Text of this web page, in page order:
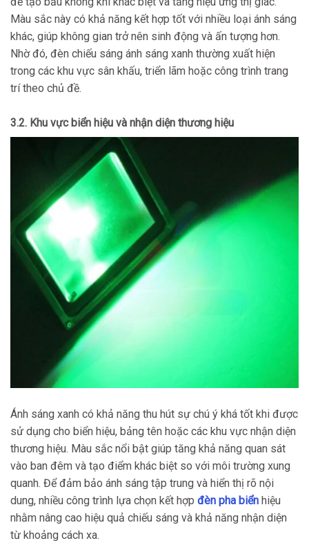
Màu sắc này có khả năng kết hợp tốt với nhiều loại ánh sáng
khác, giúp không gian trở nên sinh động và ấn tượng hơn.
Nhờ đó, đèn chiếu sáng ánh sáng xanh thường xuất hiện
trong các khu vực sân khấu, triển lãm hoặc công trình trang
trí theo chủ đề.
3.2. Khu vực biển hiệu và nhận diện thương hiệu
Ánh sáng xanh có khả năng thu hút sự chú ý khá tốt khi được
sử dụng cho biển hiệu, bảng tên hoặc các khu vực nhận diện
thương hiệu. Màu sắc nổi bật giúp tăng khả năng quan sát
vào ban đêm và tạo điểm khác biệt so với môi trường xung
quanh. Để đảm bảo ánh sáng tập trung và hiển thị rõ nội
dung, nhiều công trình lựa chọn kết hợp đèn pha biển hiệu
nhằm nâng cao hiệu quả chiếu sáng và khả năng nhận diện
từ khoảng cách xa.